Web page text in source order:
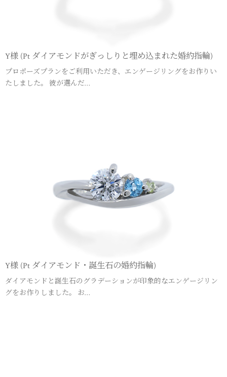
Y様 (Pt ダイアモンドがぎっしりと埋め込まれた婚約指輪)
プロポーズプランをご利用いただき、エンゲージリングをお作りい
たしました。 彼が選んだ…
Y様 (Pt ダイアモンド・誕生石の婚約指輪)
ダイアモンドと誕生石のグラデーションが印象的なエンゲージリン
グをお作りしました。 お…